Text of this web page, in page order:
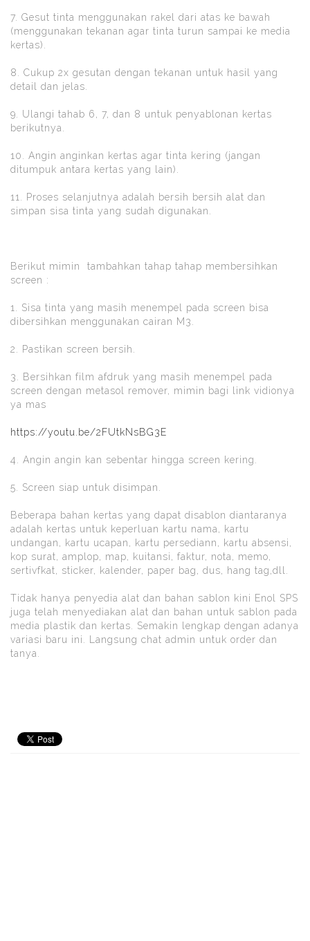
7. Gesut tinta menggunakan rakel dari atas ke bawah
(menggunakan tekanan agar tinta turun sampai ke media
kertas).
8. Cukup 2x gesutan dengan tekanan untuk hasil yang
detail dan jelas.
9. Ulangi tahab 6, 7, dan 8 untuk penyablonan kertas
berikutnya.
10. Angin anginkan kertas agar tinta kering (jangan
ditumpuk antara kertas yang lain).
11. Proses selanjutnya adalah bersih bersih alat dan
simpan sisa tinta yang sudah digunakan.
Berikut mimin tambahkan tahap tahap membersihkan
screen :
1. Sisa tinta yang masih menempel pada screen bisa
dibersihkan menggunakan cairan M3.
2. Pastikan screen bersih.
3. Bersihkan film afdruk yang masih menempel pada
screen dengan metasol remover, mimin bagi link vidionya
ya mas
https://youtu.be/2FUtkNsBG3E
4. Angin angin kan sebentar hingga screen kering.
5. Screen siap untuk disimpan.
Beberapa bahan kertas yang dapat disablon diantaranya
adalah kertas untuk keperluan kartu nama, kartu
undangan, kartu ucapan, kartu persediann, kartu absensi,
kop surat, amplop, map, kuitansi, faktur, nota, memo,
sertivfkat, sticker, kalender, paper bag, dus, hang tag,dll.
Tidak hanya penyedia alat dan bahan sablon kini Enol SPS
juga telah menyediakan alat dan bahan untuk sablon pada
media plastik dan kertas. Semakin lengkap dengan adanya
variasi baru ini. Langsung chat admin untuk order dan
tanya.